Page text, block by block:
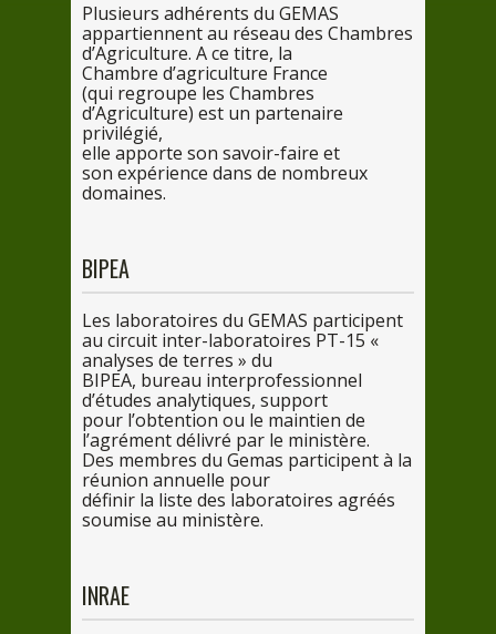
Plusieurs adhérents du GEMAS
appartiennentau réseau des Chambres
d’Agriculture. Ace titre, la
Chambre d’agriculture France
(qui regroupe les Chambres
d’Agriculture) est un partenaire
privilégié,
elle apporte son savoir-faire et
son expérience dans de nombreux
domaines.
BIPEA
Les laboratoires du GEMAS participent
au circuit inter-laboratoires PT-15 «
analyses de terres » du
BIPEA, bureau interprofessionnel
d’études analytiques, support
pour l’obtention ou le maintien de
l’agrément délivré par le ministère.
Des membres du Gemas participentà la
réunion annuelle pour
définir la liste des laboratoires agréés
soumise au ministère.
INRAE